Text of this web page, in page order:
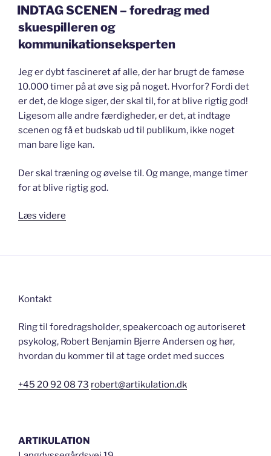
DEN
INDTAG SCENEN – foredrag med
skuespilleren og
kommunikationseksperten
Jeg er dybt fascineret af alle, der har brugt de famøse
10.000 timer på at øve sig på noget. Hvorfor? Fordi det
er det, de kloge siger, der skal til, for at blive rigtig god!
Ligesom alle andre færdigheder, er det, at indtage
scenen og få et budskab ud til publikum, ikke noget
man bare lige kan.
Der skal træning og øvelse til. Og mange, mange timer
for at blive rigtig god.
Læs videre
foredrag
Kontakt
Ring til foredragsholder, speakercoach og autoriseret
psykolog, Robert Benjamin Bjerre Andersen og hør,
hvordan du kommer til at tage ordet med succes
+45 20 92 08 73 robert@artikulation.dk
ARTIKULATION